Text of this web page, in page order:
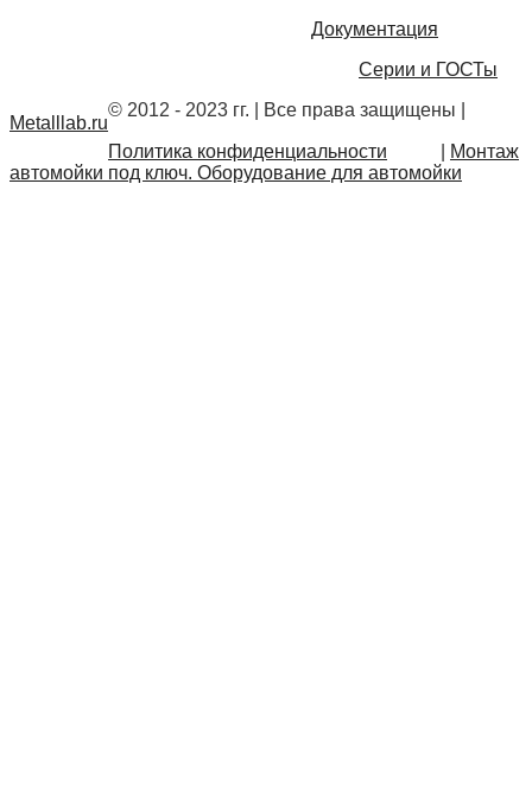
Документация
Серии и ГОСТы
Metalllab.ru
© 2012 - 2023 гг. | Все права защищены
Политика конфиденциальности
Монтаж
автомойки под ключ. Оборудование для автомойки